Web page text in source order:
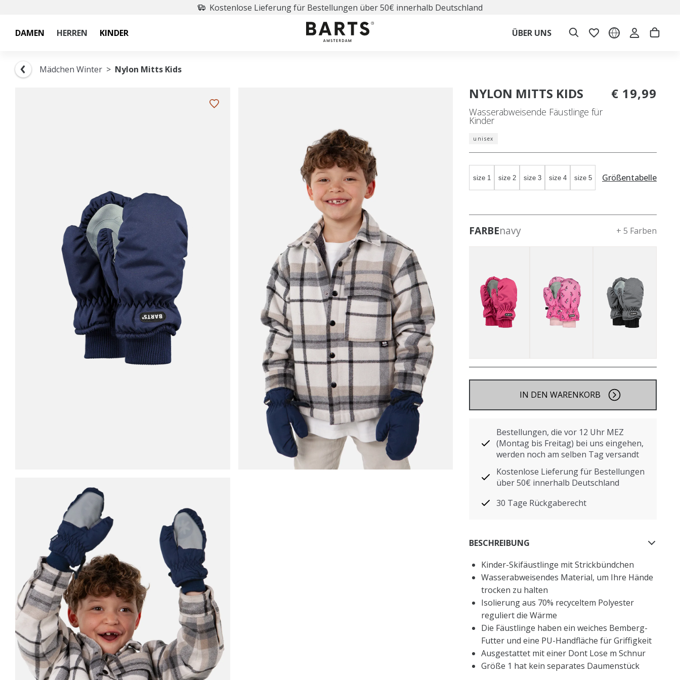
Kostenlose Lieferung für Bestellungen über 50€ innerhalb Deutschland
DAMEN HERREN KINDER ÜBER UNS
Mädchen Winter Nylon Mitts Kids
NYLON MITTS KIDS
Wasserabweisende Fäustlinge für
Kinder
€ 19,99
unisex
size 1 size 2 size 3 size 4 size 5 Größentabelle
FARBEnavy + 5 Farben
IN DEN WARENKORB
Bestellungen, die vor 12 Uhr MEZ
(Montag bis Freitag) bei uns eingehen,
werden noch am selben Tag versandt
Kostenlose Lieferung für Bestellungen
über 50€ innerhalb Deutschland
30 Tage Rückgaberecht
BESCHREIBUNG
Kinder-Skifäustlinge mit Strickbündchen
Wasserabweisendes Material, um Ihre Hände
trocken zu halten
Isolierung aus 70% recyceltem Polyester
reguliert die Wärme
Die Fäustlinge haben ein weiches Bemberg-
Futter und eine PU-Handfläche für Griffigkeit
Ausgestattet mit einer Dont Lose m Schnur
Größe 1 hat kein separates Daumenstück